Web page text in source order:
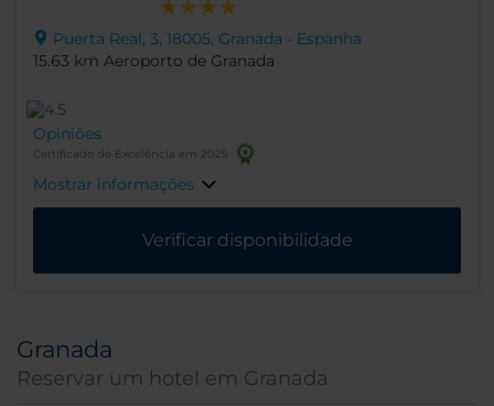
Puerta Real, 3, 18005, Granada - Espanha
15.63 km Aeroporto de Granada
Opiniões
Certificado de Excelência em 2025
Mostrar informações
Verificar disponibilidade
Granada
Reservar um hotel em Granada